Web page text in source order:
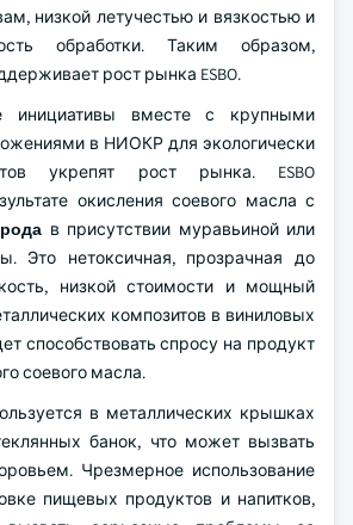
низкой летучестью и вязкостью и
обработки. Таким образом,
рост рынка ESBO.
инициативы вместе с крупными
в НИОКР для экологически
укрепят рост рынка. ESBO
окисления соевого масла с
в присутствии муравьиной или
Это нетоксичная, прозрачная до
низкой стоимости и мощный
композитов в виниловых
способствовать спросу на продукт
соевого масла.
в металлических крышках
банок, что может вызвать
Чрезмерное использование
пищевых продуктов и напитков,